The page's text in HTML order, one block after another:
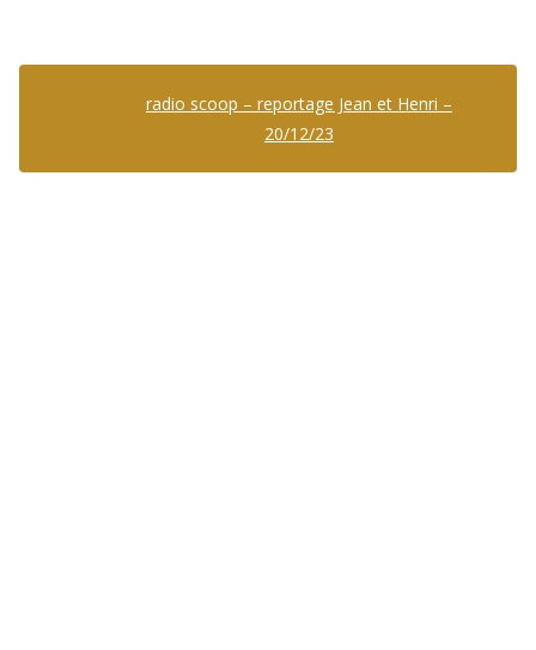
radio scoop – reportage Jean et Henri –
20/12/23